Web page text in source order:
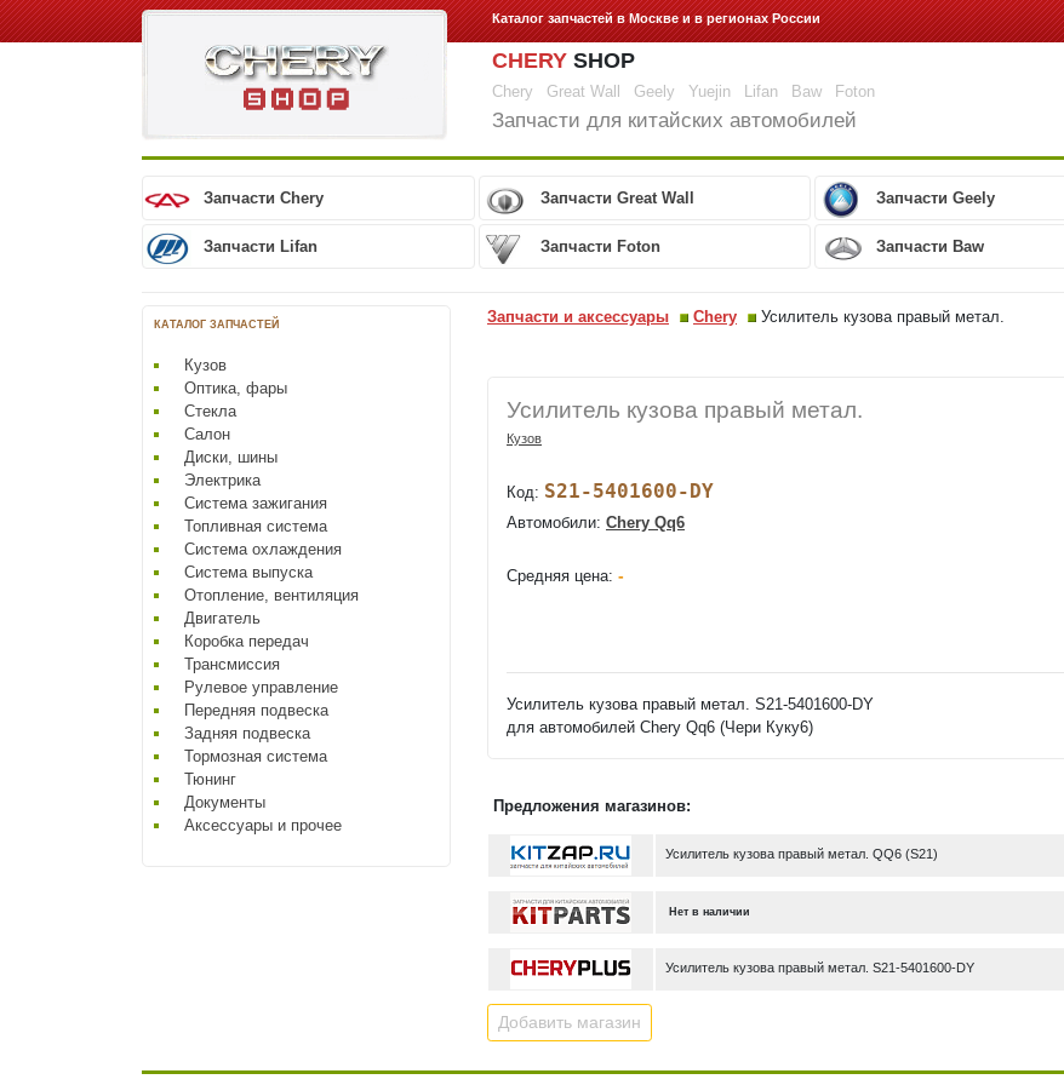
Каталог запчастейв Москве и в регионах России
CHERY SHOP
Chery Great Wall Geely Yuejin Lifan Baw Foton
Запчасти для китайских автомобилей
Запчасти Chery Запчасти Great Wall Запчасти Geely
Запчасти Lifan Запчасти Foton Запчасти Baw
КАТАЛОГ ЗАПЧАСТЕЙ
Кузов
Оптика, фары
Стекла
Салон
Диски, шины
Электрика
Система зажигания
Топливная система
Система охлаждения
Система выпуска
Отопление, вентиляция
Двигатель
Коробка передач
Трансмиссия
Рулевое управление
Передняя подвеска
Задняя подвеска
Тормозная система
Тюнинг
Документы
Аксессуары и прочее
Запчасти и аксессуары Chery Усилитель кузова правый метал.
Усилитель кузова правый метал.
Кузов
Код: S21-5401600-DY
Автомобили: Chery Qq6
Средняя цена: -
Усилитель кузова правый метал. S21-5401600-DY
для автомобилей Chery Qq6 (Чери Куку6)
Предложения магазинов:
Усилитель кузова правый метал. QQ6 (S21)
Нет в наличии
Усилитель кузова правый метал. S21-5401600-DY
Добавить магазин